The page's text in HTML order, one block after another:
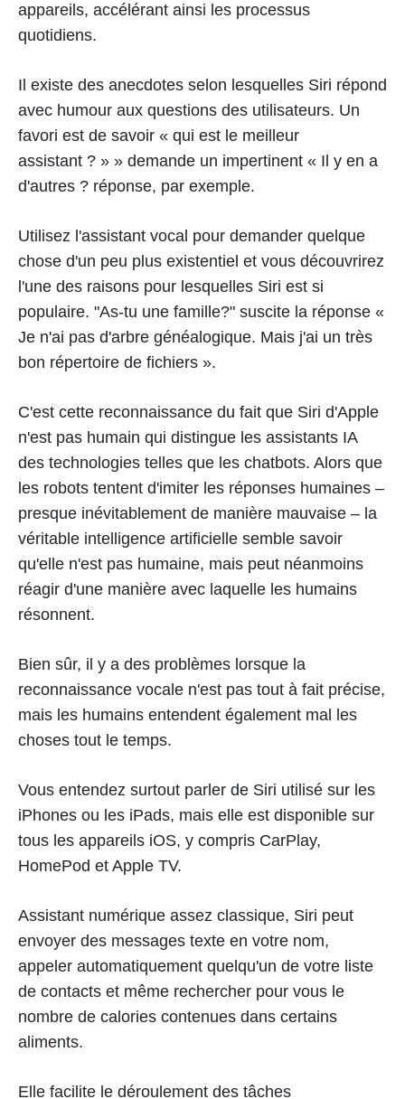
appareils, accélérant ainsi les processus
quotidiens.
Il existe des anecdotes selon lesquelles Siri répond
avec humour aux questions des utilisateurs. Un
favori est de savoir « qui est le meilleur
assistant ? » » demande un impertinent « Il y en a
d'autres ? réponse, par exemple.
Utilisez l'assistant vocal pour demander quelque
chose d'un peu plus existentiel et vous découvrirez
l'une des raisons pour lesquelles Siri est si
populaire. "As-tu une famille?" suscite la réponse «
Je n'ai pas d'arbre généalogique. Mais j'ai un très
bon répertoire de fichiers ».
C'est cette reconnaissance du fait que Siri d'Apple
n'est pas humain qui distingue les assistants IA
des technologies telles que les chatbots. Alors que
les robots tentent d'imiter les réponses humaines –
presque inévitablement de manière mauvaise – la
véritable intelligence artificielle semble savoir
qu'elle n'est pas humaine, mais peut néanmoins
réagir d'une manière avec laquelle les humains
résonnent.
Bien sûr, il y a des problèmes lorsque la
reconnaissance vocale n'est pas tout à fait précise,
mais les humains entendent également mal les
choses tout le temps.
Vous entendez surtout parler de Siri utilisé sur les
iPhones ou les iPads, mais elle est disponible sur
tous les appareils iOS, y compris CarPlay,
HomePod et Apple TV.
Assistant numérique assez classique, Siri peut
envoyer des messages texte en votre nom,
appeler automatiquement quelqu'un de votre liste
de contacts et même rechercher pour vous le
nombre de calories contenues dans certains
aliments.
Elle facilite le déroulement des tâches